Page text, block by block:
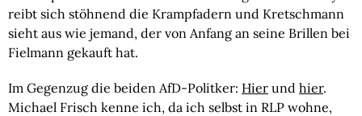
reibt sich stöhnend die Krampfadern und Kretschmann
sieht aus wie jemand, der von Anfang an seine Brillen bei
Fielmann gekauft hat.
Im Gegenzug die beiden AfD-Politker: Hier und hier.
Michael Frisch kenne ich, da ich selbst in RLP wohne,